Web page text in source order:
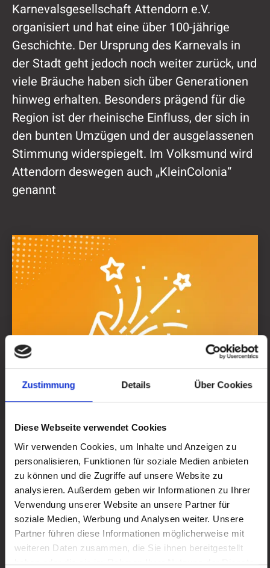
Zustimmung Details Über Cookies
Diese Webseite verwendet Cookies
Wir verwenden Cookies, um Inhalte und Anzeigen zu
personalisieren, Funktionen für soziale Medien anbieten
zu können und die Zugriffe auf unsere Website zu
analysieren. Außerdem geben wir Informationen zu Ihrer
Verwendung unserer Website an unsere Partner für
soziale Medien, Werbung und Analysen weiter. Unsere
Partner führen diese Informationen möglicherweise mit
weiteren Daten zusammen, die Sie ihnen bereitgestellt
Karnevalsgesellschaft Attendorn e.V.
organisiert und hat eine über 100-jährige
Geschichte. Der Ursprung des Karnevals in
der Stadt geht jedoch noch weiter zurück, und
viele Bräuche haben sich über Generationen
hinweg erhalten. Besonders prägend für die
Region ist der rheinische Einfluss, der sich in
den bunten Umzügen und der ausgelassenen
Stimmung widerspiegelt. Im Volksmund wird
Attendorn deswegen auch „KleinColonia“
genannt
Besondere Traditionen
Der Karneval in Attendorn beginnt traditionell
am 11. November um 11:11 Uhr und erreicht
seinen Höhepunkt in den Tagen vor
Aschermittwoch. Mit bunten Umzügen,
ausgelassenen Feiern und traditionellen